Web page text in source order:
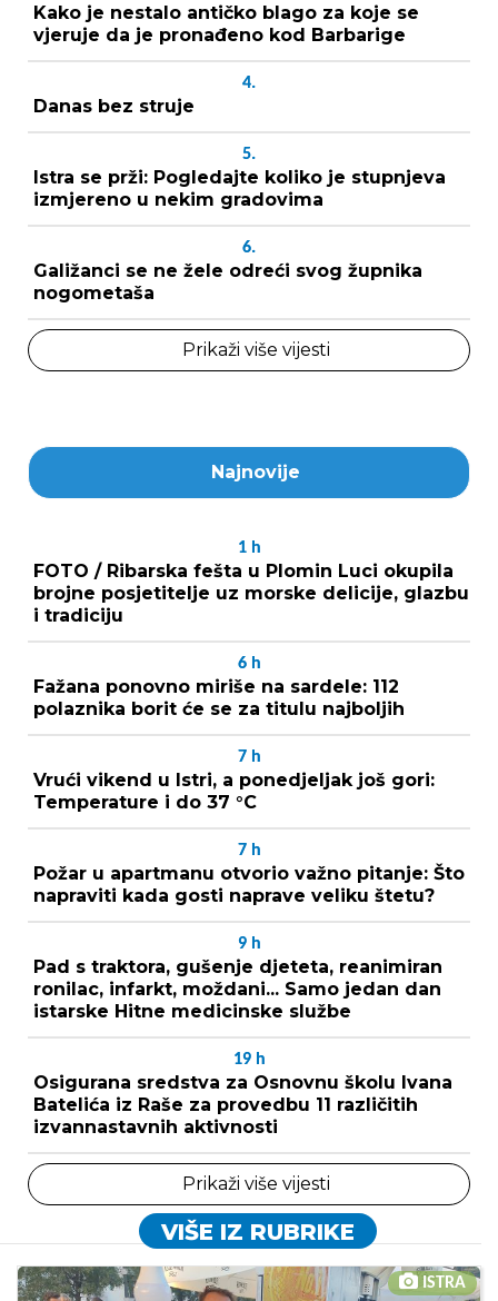
Kako je nestalo antičko blago za koje se
vjeruje da je pronađeno kod Barbarige
4.
Danas bez struje
5.
Istra se prži: Pogledajte koliko je stupnjeva
izmjereno u nekim gradovima
6.
Galižanci se ne žele odreći svog župnika
nogometaša
Prikaži više vijesti
Najnovije
1 h
FOTO / Ribarska fešta u Plomin Luci okupila
brojne posjetitelje uz morske delicije, glazbu
i tradiciju
6 h
Fažana ponovno miriše na sardele: 112
polaznika borit će se za titulu najboljih
7 h
Vrući vikend u Istri, a ponedjeljak još gori:
Temperature i do 37 °C
7 h
Požar u apartmanu otvorio važno pitanje: Što
napraviti kada gosti naprave veliku štetu?
9 h
Pad s traktora, gušenje djeteta, reanimiran
ronilac, infarkt, moždani... Samo jedan dan
istarske Hitne medicinske službe
19 h
Osigurana sredstva za Osnovnu školu Ivana
Batelića iz Raše za provedbu 11 različitih
izvannastavnih aktivnosti
Prikaži više vijesti
VIŠE IZ RUBRIKE
ISTRA